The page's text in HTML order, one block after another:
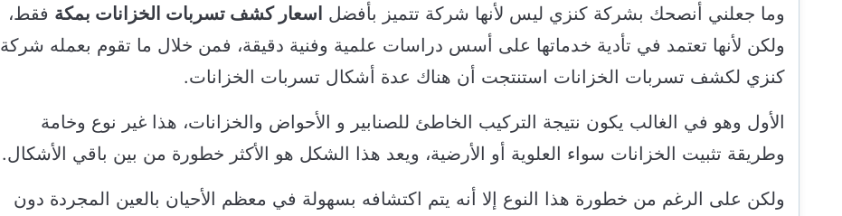
وما جعلني أنصحك بشركة كنزي ليس لأنها شركة تتميز بأفضل اسعار كشف تسربات الخزانات بمكة فقط،
ولكن لأنها تعتمد في تأدية خدماتها على أسس دراسات علمية وفنية دقيقة، فمن خلال ما تقوم بعمله شركة
كنزي لكشف تسربات الخزانات استنتجت أن هناك عدة أشكال تسربات الخزانات.
الأول وهو في الغالب يكون نتيجة التركيب الخاطئ للصنابير و الأحواض والخزانات، هذا غير نوع وخامة
وطريقة تثبيت الخزانات سواء العلوية أو الأرضية، ويعد هذا الشكل هو الأكثر خطورة من بين باقي الأشكال.
ولكن على الرغم من خطورة هذا النوع إلا أنه يتم اكتشافه بسهولة في معظم الأحيان بالعين المجردة دون